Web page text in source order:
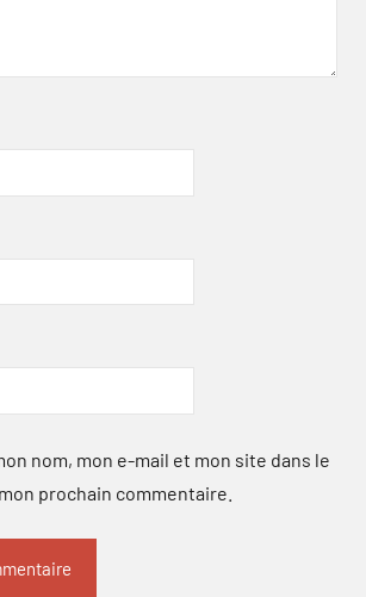
nom, mon e-mail et mon site dans le
prochain commentaire.